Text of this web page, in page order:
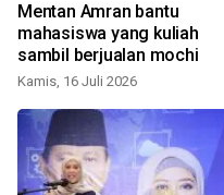
Mentan Amran bantu
mahasiswa yang kuliah
sambil berjualan mochi
Kamis, 16 Juli 2026